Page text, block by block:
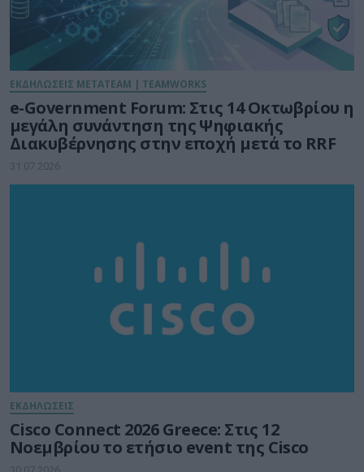
ΕΚΔΗΛΩΣΕΙΣ METATEAM | TEAMWORKS
e-Government Forum: Στις 14 Οκτωβρίου η
μεγάλη συνάντηση της Ψηφιακής
Διακυβέρνησης στην εποχή μετά το RRF
31.07.2026
ΕΚΔΗΛΩΣΕΙΣ
Cisco Connect 2026 Greece: Στις 12
Νοεμβρίου το ετήσιο event της Cisco